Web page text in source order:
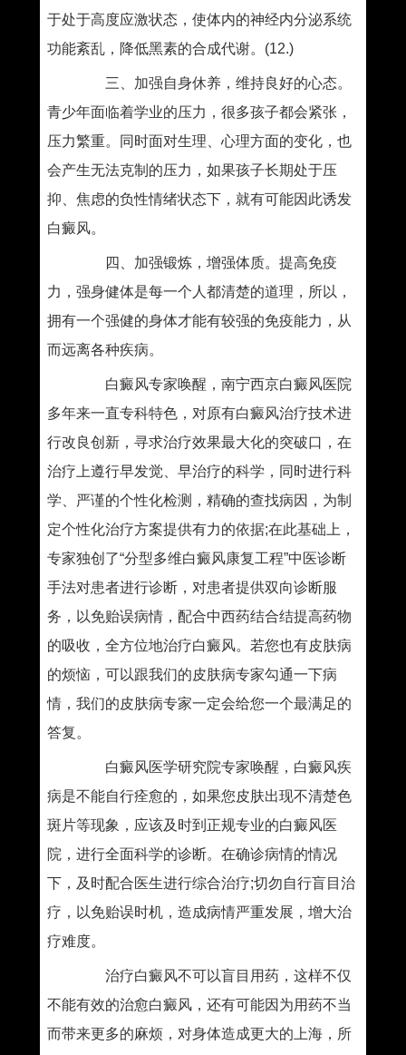
于处于高度应激状态，使体内的神经内分泌系统
功能紊乱，降低黑素的合成代谢。(12.)
三、加强自身休养，维持良好的心态。
青少年面临着学业的压力，很多孩子都会紧张，
压力繁重。同时面对生理、心理方面的变化，也
会产生无法克制的压力，如果孩子长期处于压
抑、焦虑的负性情绪状态下，就有可能因此诱发
白癜风。
四、加强锻炼，增强体质。提高免疫
力，强身健体是每一个人都清楚的道理，所以，
拥有一个强健的身体才能有较强的免疫能力，从
而远离各种疾病。
白癜风专家唤醒，南宁西京白癜风医院
多年来一直专科特色，对原有白癜风治疗技术进
行改良创新，寻求治疗效果最大化的突破口，在
治疗上遵行早发觉、早治疗的科学，同时进行科
学、严谨的个性化检测，精确的查找病因，为制
定个性化治疗方案提供有力的依据;在此基础上，
专家独创了“分型多维白癜风康复工程”中医诊断
手法对患者进行诊断，对患者提供双向诊断服
务，以免贻误病情，配合中西药结合结提高药物
的吸收，全方位地治疗白癜风。若您也有皮肤病
的烦恼，可以跟我们的皮肤病专家勾通一下病
情，我们的皮肤病专家一定会给您一个最满足的
答复。
白癜风医学研究院专家唤醒，白癜风疾
病是不能自行痊愈的，如果您皮肤出现不清楚色
斑片等现象，应该及时到正规专业的白癜风医
院，进行全面科学的诊断。在确诊病情的情况
下，及时配合医生进行综合治疗;切勿自行盲目治
疗，以免贻误时机，造成病情严重发展，增大治
疗难度。
治疗白癜风不可以盲目用药，这样不仅
不能有效的治愈白癜风，还有可能因为用药不当
而带来更多的麻烦，对身体造成更大的上海，所